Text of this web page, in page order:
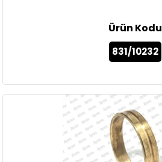
Ürün Kodu
831/10232